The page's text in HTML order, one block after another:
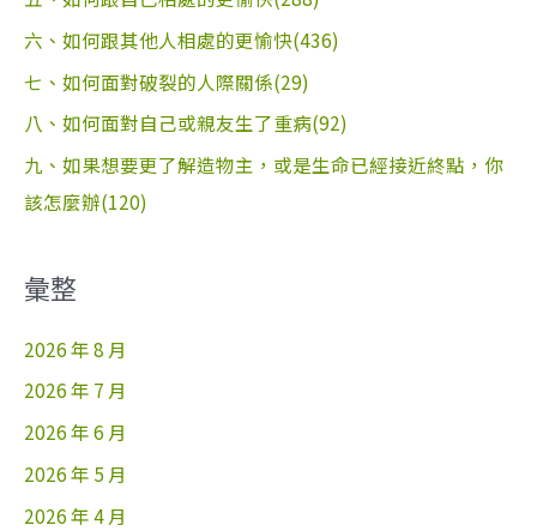
六、如何跟其他人相處的更愉快(436)
七、如何面對破裂的人際關係(29)
八、如何面對自己或親友生了重病(92)
九、如果想要更了解造物主，或是生命已經接近終點，你
該怎麼辦(120)
彙整
2026 年 8 月
2026 年 7 月
2026 年 6 月
2026 年 5 月
2026 年 4 月